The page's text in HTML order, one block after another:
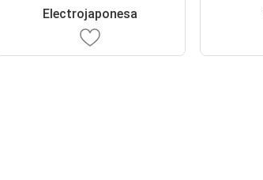
Electrojaponesa